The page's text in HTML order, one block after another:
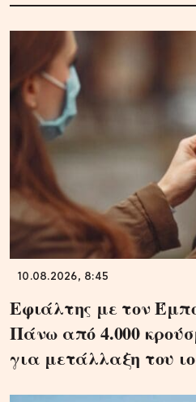
10.08.2026, 8:45
Εφιάλτης με τον
Πάνω από 4.000
για μετάλλαξη του